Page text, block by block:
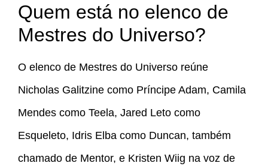
Quem está no elenco de
Mestres do Universo?
O elenco de Mestres do Universo reúne
Nicholas Galitzine como Príncipe Adam, Camila
Mendes como Teela, Jared Leto como
Esqueleto, Idris Elba como Duncan, também
chamado de Mentor, e Kristen Wiig na voz de